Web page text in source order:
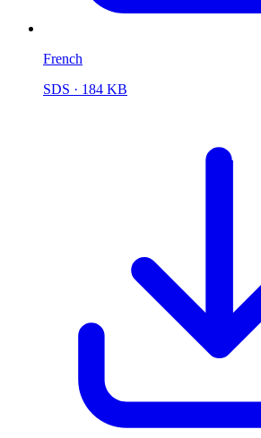
French
SDS · 184 KB